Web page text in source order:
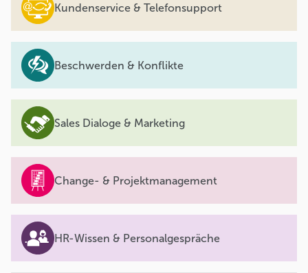
Kundenservice & Telefonsupport
Beschwerden & Konflikte
Sales Dialoge & Marketing
Change- & Projektmanagement
HR-Wissen & Personalgespräche